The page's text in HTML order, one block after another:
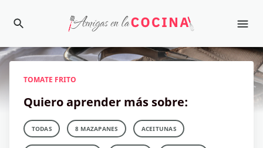
TOMATE FRITO
Quiero aprender más sobre:
TODAS 8 MAZAPANES ACEITUNAS